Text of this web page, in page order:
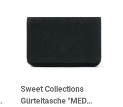
Sweet Collections
Gürteltasche "MED